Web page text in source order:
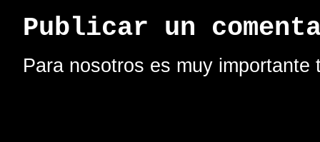
Publicar un
Para nosotros es muy